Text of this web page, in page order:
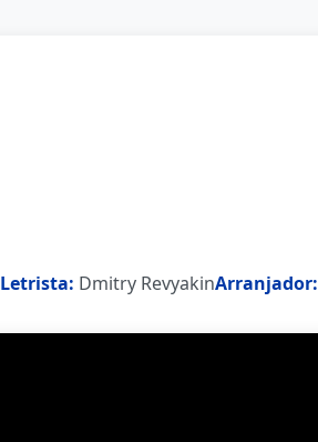
Letrista: Dmitry RevyakinArranjador: